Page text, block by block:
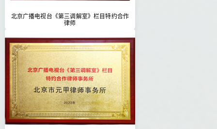
北京广播电视台《第三调解室》栏目特约合作
律师